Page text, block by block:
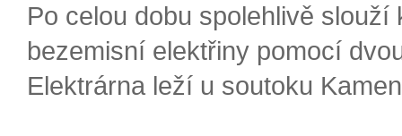
Po celou dobu spolehlivě slouží
bezemisní elektřiny pomocí
Elektrárna leží u soutoku